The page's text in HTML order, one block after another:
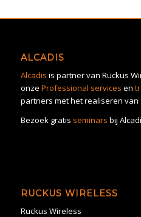
ALCADIS
Alcadis is partner van Ruckus
onze Professional services en
partners met het realiseren van
Bezoek gratis seminars bij
RUCKUS WIRELESS
Ruckus Wireless